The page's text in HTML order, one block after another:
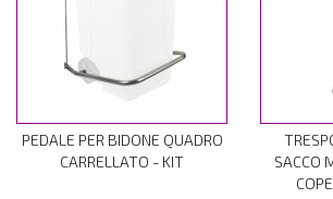
PEDALE PER BIDONE QUADRO
CARRELLATO - KIT
SACCO